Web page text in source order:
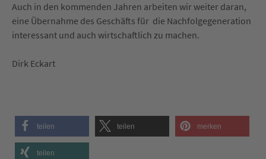
Auch in den kommenden Jahren arbeiten wir weiter daran,
eine Übernahme des Geschäfts für die Nachfolgegeneration
interessant und auch wirtschaftlich zu machen.
Dirk Eckart
teilen teilen merken
teilen